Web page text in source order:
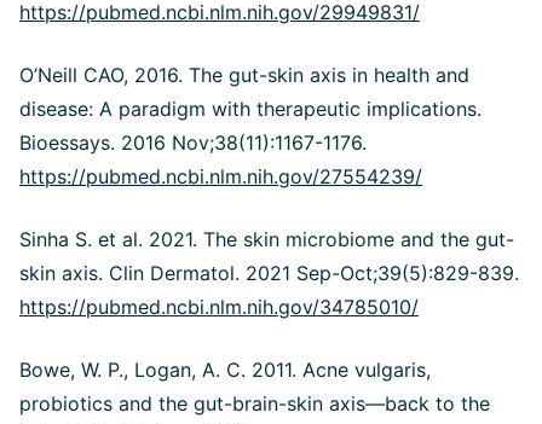
https://pubmed.ncbi.nlm.nih.gov/29949831/
O’Neill CAO, 2016. The gut-skin axis in health and
disease: A paradigm with therapeutic implications.
Bioessays. 2016 Nov;38(11):1167-1176.
https://pubmed.ncbi.nlm.nih.gov/27554239/
Sinha S. et al. 2021. The skin microbiome and the gut-
skin axis. Clin Dermatol. 2021 Sep-Oct;39(5):829-839.
https://pubmed.ncbi.nlm.nih.gov/34785010/
Bowe, W. P., Logan, A. C. 2011. Acne vulgaris,
probiotics and the gut-brain-skin axis—back to the